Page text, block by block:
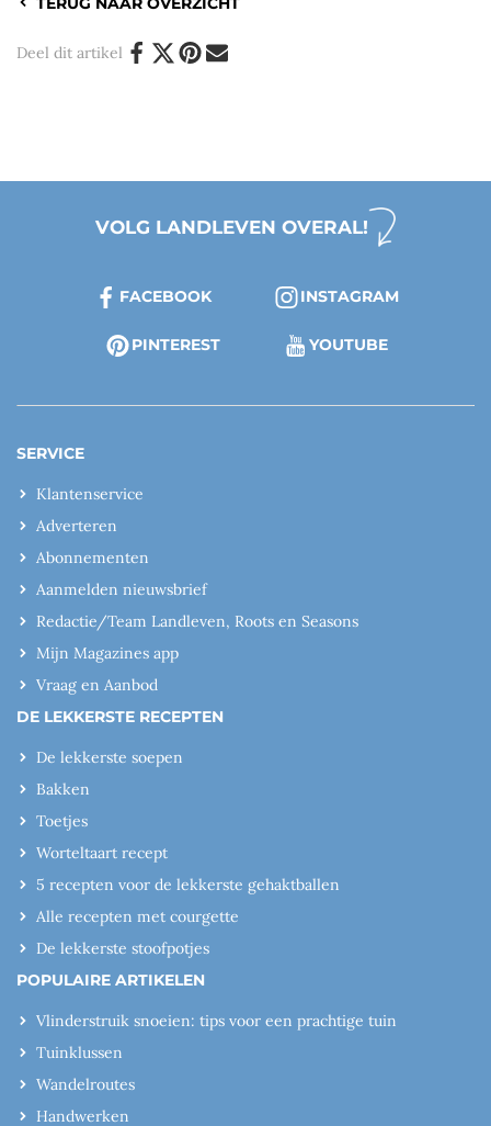
Deel dit artikel
VOLG LANDLEVEN OVERAL!
FACEBOOK INSTAGRAM
PINTEREST YOUTUBE
SERVICE
Klantenservice
Adverteren
Abonnementen
Aanmelden nieuwsbrief
Redactie/Team Landleven, Roots en Seasons
Mijn Magazines app
Vraag en Aanbod
DE LEKKERSTE RECEPTEN
De lekkerste soepen
Bakken
Toetjes
Worteltaart recept
5 recepten voor de lekkerste gehaktballen
Alle recepten met courgette
De lekkerste stoofpotjes
POPULAIRE ARTIKELEN
Vlinderstruik snoeien: tips voor een prachtige tuin
Tuinklussen
Wandelroutes
Handwerken